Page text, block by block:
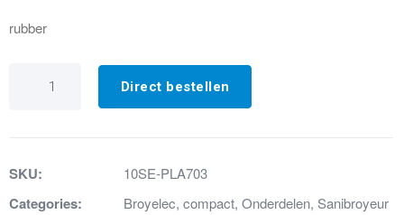
rubber
Ophangrubber
Direct bestellen
SKU: 10SE-PLA703
Categories: Broyelec, compact, Onderdelen, Sanibroyeur